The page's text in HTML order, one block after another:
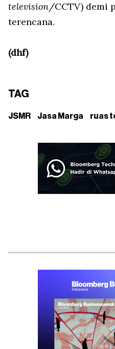
television/CCTV) demi
terencana.
(dhf)
TAG
JSMR Jasa Marga ruas